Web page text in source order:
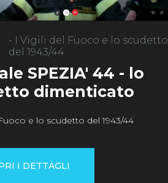
- I Vigili del Fuoco e lo scudetto
del 1943/44
SPEZIA' 44 - lo
dimenticato
e lo scudetto del 1943/44
I DETTAGLI